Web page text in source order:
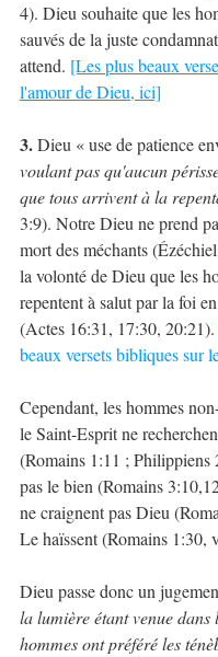
4). Dieu souhaite que les
sauvés de la juste
attend. [Les plus beaux
l'amour de Dieu, ici]
3. Dieu « use de patience
voulant pas qu'aucun
que tous arrivent à la
3:9). Notre Dieu ne prend
mort des méchants
la volonté de Dieu que les
repentent à salut par la foi
(Actes 16:31, 17:30, 20:21).
beaux versets bibliques sur
Cependant, les hommes
le Saint-Esprit ne
(Romains 1:11 ; Philippiens
pas le bien (Romains
ne craignent pas Dieu
Le haïssent (Romains 1:30,
Dieu passe donc un
la lumière étant venue dans
hommes ont préféré les